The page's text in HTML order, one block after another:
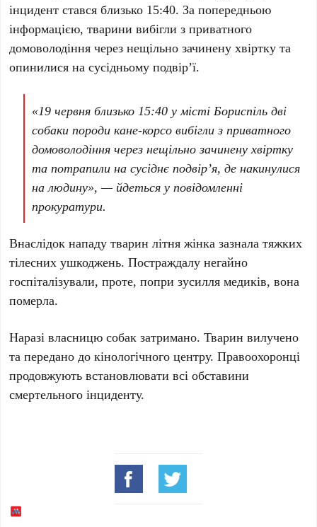
інцидент стався близько 15:40. За попередньою
інформацією, тварини вибігли з приватного
домоволодіння через нещільно зачинену хвіртку та
опинилися на сусідньому подвір’ї.
«19 червня близько15:40 у містіБориспіль дві
собаки породи кане-корсо вибігли з приватного
домоволодіння через нещільно зачинену хвіртку
та потрапили на сусіднє подвір’я, де накинулися
на людину», — йдеться у повідомленні
прокуратури.
Внаслідок нападу тварин літня жінка зазнала тяжких
тілесних ушкоджень. Постраждалу негайно
госпіталізували, проте, попри зусилля медиків, вона
померла.
Наразі власницю собак затримано. Тварин вилучено
та передано до кінологічного центру. Правоохоронці
продовжують встановлювати всі обставини
смертельного інциденту.